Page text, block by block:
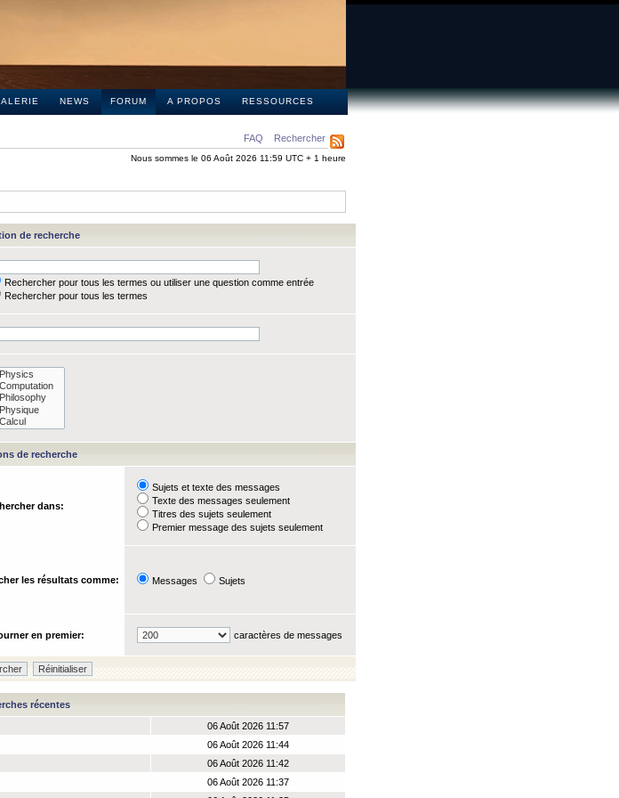
NEWS FORUM A PROPOS RESSOURCES
FAQ Rechercher
Nous sommes le 06 Août 2026 11:59 UTC + 1 heure
de recherche
Rechercher pour tous les termes ou utiliser une question comme entrée
Rechercher pour tous les termes
de recherche
dans:
Sujets et texte des messages
Texte des messages seulement
Titres des sujets seulement
Premier message des sujets seulement
les résultats comme: Messages Sujets
en premier: caractères de messages
récentes
06 Août 2026 11:57
06 Août 2026 11:44
06 Août 2026 11:42
06 Août 2026 11:37